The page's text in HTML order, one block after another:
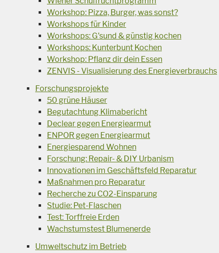
Workshop: Pizza, Burger, was sonst?
Workshops für Kinder
Workshops: G'sund & günstig kochen
Workshops: Kunterbunt Kochen
Workshop: Pflanz dir dein Essen
ZENVIS - Visualisierung des Energieverbrauchs
Forschungsprojekte
50 grüne Häuser
Begutachtung Klimabericht
Declear gegen Energiearmut
ENPOR gegen Energiearmut
Energiesparend Wohnen
Forschung: Repair- & DIY Urbanism
Innovationen im Geschäftsfeld Reparatur
Maßnahmen pro Reparatur
Recherche zu CO2-Einsparung
Studie: Pet-Flaschen
Test: Torffreie Erden
Wachstumstest Blumenerde
Umweltschutz im Betrieb